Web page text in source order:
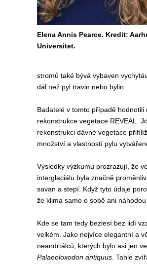
Elena Annis Pearce. Kredit:
Universitet.
stromů také bývá vybaven
dál než pyl travin nebo bylin.
Badatelé v tomto případě
rekonstrukce vegetace REVEAL.
rekonstrukci dávné vegetace
množství a vlastností pylu
Výsledky výzkumu prozrazují, že
interglaciálu byla značně
savan a stepí. Když tyto údaje
že klima samo o sobě ani
Kde se tam tedy bezlesí bez lidí
velkém. Jako nejvíce elegantní a
neandrtálců, kterých bylo asi jen
Palaeoloxodon antiquus. Tahle